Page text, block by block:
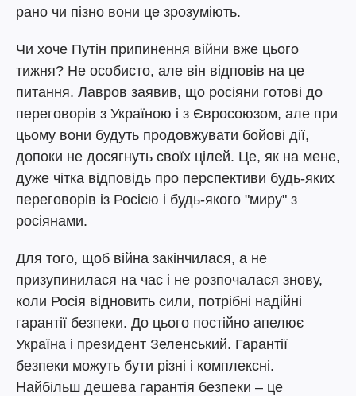
рано чи пізно вони це зрозуміють.
Чи хоче Путін припинення війни вже цього
тижня? Не особисто, але він відповів на це
питання. Лавров заявив, що росіяни готові до
переговорів з Україною і з Євросоюзом, але при
цьому вони будуть продовжувати бойові дії,
допоки не досягнуть своїх цілей. Це, як на мене,
дуже чітка відповідь про перспективи будь-яких
переговорів із Росією і будь-якого "миру" з
росіянами.
Для того, щоб війна закінчилася, а не
призупинилася на час і не розпочалася знову,
коли Росія відновить сили, потрібні надійні
гарантії безпеки. До цього постійно апелює
Україна і президент Зеленський. Гарантії
безпеки можуть бути різні і комплексні.
Найбільш дешева гарантія безпеки – це